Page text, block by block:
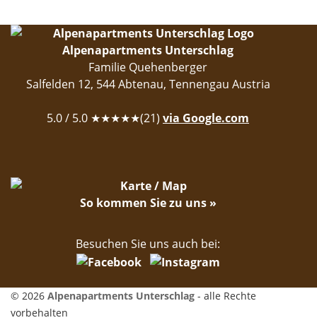
Alpenapartments Unterschlag
Familie Quehenberger
Salfelden 12, 544 Abtenau, Tennengau Austria
5.0/ 5.0 ★★★★★(21) via Google.com
So kommen Sie zu uns »
Besuchen Sie uns auch bei:
© 2026 Alpenapartments Unterschlag - alle Rechte
vorbehalten